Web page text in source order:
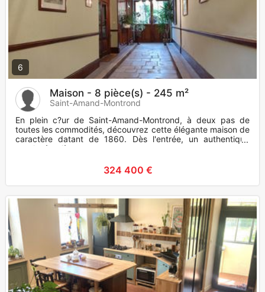
6
Maison - 8 pièce(s) - 245 m²
Saint-Amand-Montrond
En plein c?ur de Saint-Amand-Montrond, à deux pas de
toutes les commodités, découvrez cette élégante maison de
caractère datant de 1860. Dès l'entrée, un authentique
porche à calèc
324 400 €